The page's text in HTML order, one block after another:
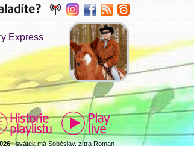
Express
| svátek má Soběslav, zítra Roman